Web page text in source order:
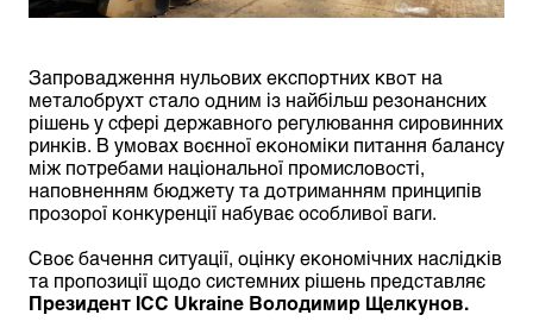
Запровадження нульових експортних квот на
металобрухт стало одним із найбільш резонансних
рішень у сфері державного регулювання сировинних
ринків. В умовах воєнної економіки питання балансу
між потребами національної промисловості,
наповненням бюджету та дотриманням принципів
прозорої конкуренції набуває особливої ваги.
Своє бачення ситуації, оцінку економічних наслідків
та пропозиції щодо системних рішень представляє
Президент ICC Ukraine Володимир Щелкунов.